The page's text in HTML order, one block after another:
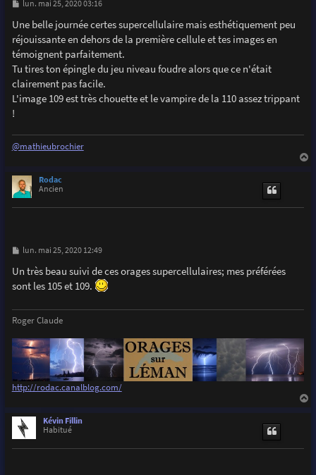
M
s
s
a
e
lun. mai 25, 2020 03:16
Une belle journée certes supercellulaire mais esthétiquement peu
réjouissante en dehors de la première cellule et tes images en
témoignent parfaitement.
Tu tires ton épingle du jeu niveau foudre alors que ce n'était
clairement pas facile.
L'image 109 est très chouette et le vampire de la 110 assez trippant
!
@mathieubrochier
Rodac
Ancien
M
s
s
a
lun. mai 25, 2020 12:49
Un très beau suivi de ces orages supercellulaires; mes préférées
sont les 105 et 109.
Roger Claude
http://rodac.canalblog.com/
Kévin Fillin
Habitué